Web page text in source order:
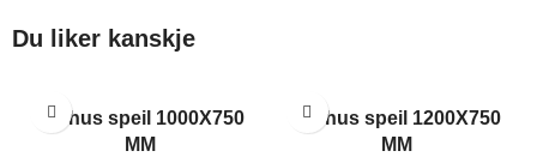
Du liker kanskje
Aarhus speil 1000X750
MM
Aarhus speil 1200X750
MM